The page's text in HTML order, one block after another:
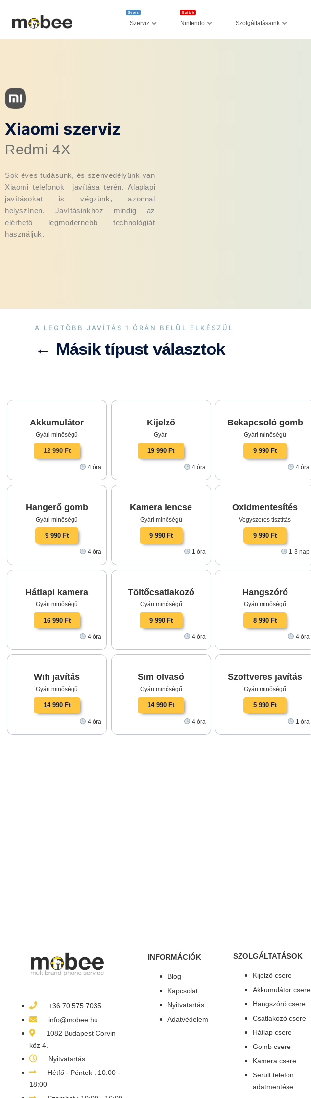
Szerviz
Gyors
Nintendo
Switch
Szolgáltatásaink
Xiaomi szerviz
Redmi 4X
Sok éves tudásunk, és szenvedélyünk van
Xiaomi telefonok javítása terén. Alaplapi
javításokat is végzünk, azonnal
helyszínen. Javításinkhoz mindig az
elérhető legmodernebb technológiát
használjuk.
A LEGTÖBB JAVÍTÁS 1 ÓRÁN BELÜL ELKÉSZÜL
← Másik típust választok
Akkumulátor
Gyári minőségű
12 990 Ft
4 óra
Kijelző
Gyári
19 990 Ft
4 óra
Bekapcsoló gomb
Gyári minőségű
9 990 Ft
4 óra
Hangerő gomb
Gyári minőségű
9 990 Ft
4 óra
Kamera lencse
Gyári minőségű
9 990 Ft
1 óra
Oxidmentesítés
Vegyszeres tisztítás
9 990 Ft
1-3 nap
Hátlapi kamera
Gyári minőségű
16 990 Ft
4 óra
Töltőcsatlakozó
Gyári minőségű
9 990 Ft
4 óra
Hangszóró
Gyári minőségű
8 990 Ft
4 óra
Wifi javítás
Gyári minőségű
14 990 Ft
4 óra
Sim olvasó
Gyári minőségű
14 990 Ft
4 óra
Szoftveres javítás
Gyári minőségű
5 990 Ft
1 óra
+36 70 575 7035
info@mobee.hu
1082 Budapest Corvin
köz 4.
Nyitvatartás:
Hétfő - Péntek : 10:00 -
18:00
INFORMÁCIÓK
Blog
Kapcsolat
Nyitvatartás
Adatvédelem
SZOLGÁLTATÁSOK
Kijelző csere
Akkumulátor csere
Hangszóró csere
Csatlakozó csere
Hátlap csere
Gomb csere
Kamera csere
Sérült telefon
adatmentése